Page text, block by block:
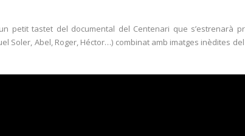
petit tastet del documental del Centenari que s’estrenarà
Soler, Abel, Roger, Héctor…) combinat amb imatges inèdites